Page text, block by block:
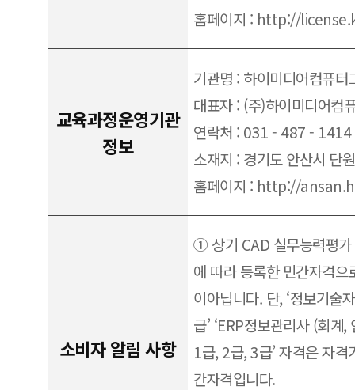
홈페이지 : http://
교육과정운영기관
정보
기관명 : 하이미디어컴퓨터
대표자 : (주)하이미디어컴
연락처 : 031 - 487 - 1414
소재지 : 경기도 안산시 단
홈페이지 : http://
소비자 알림 사항
① 상기 CAD 실무능력평가
에 따라 등록한 민간자격
이아닙니다. 단, ‘정보기술
급’ ‘ERP정보관리사 (회계
1급, 2급, 3급’ 자격은 자
간자격입니다.